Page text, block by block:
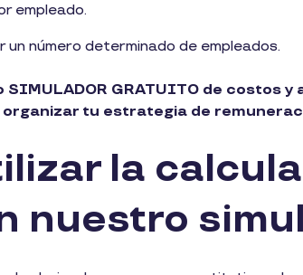
empleado.
un número determinado de empleados.
GRATUITO de costos
organizar tu estrategia de
la
nuestro